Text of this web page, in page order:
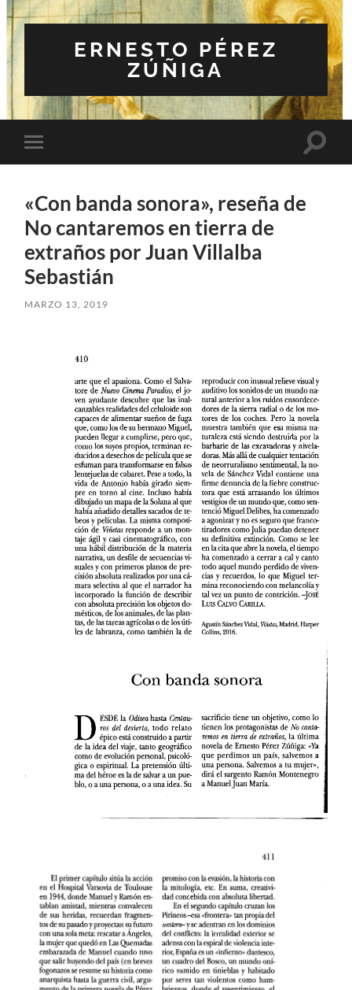
ERNESTO PÉREZ
ZÚÑIGA
Alternar
el
«Con banda sonora», reseña de
No cantaremos en tierra de
extraños por Juan Villalba
Sebastián
MARZO 13, 2019